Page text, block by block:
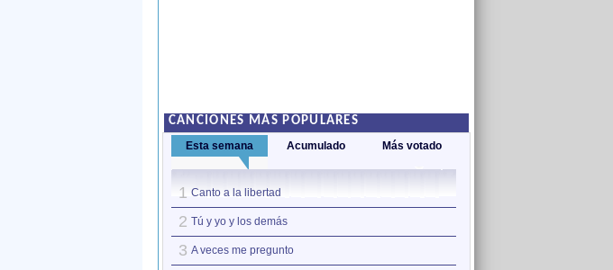
CANCIONES MÁS POPULARES
Esta semana Acumulado Más votado
1 Canto a la libertad
2 Tú y yo y los demás
3 A veces me pregunto